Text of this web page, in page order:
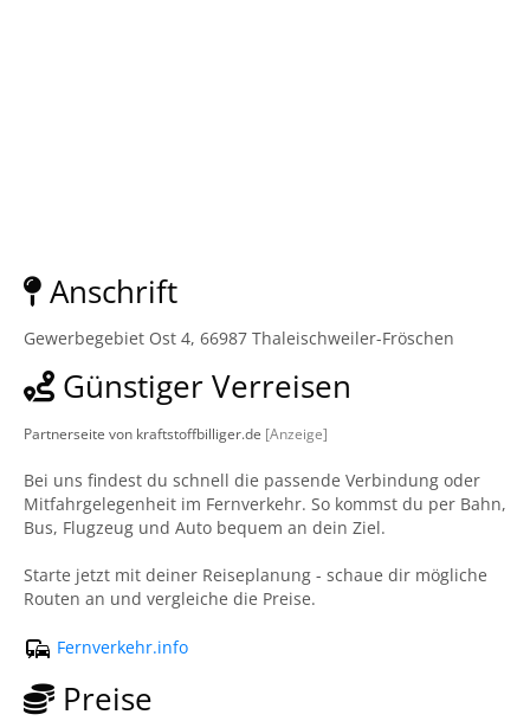
Anschrift
Gewerbegebiet Ost 4, 66987 Thaleischweiler-Fröschen
Günstiger Verreisen
Partnerseite von kraftstoffbilliger.de [Anzeige]
Bei uns findest du schnell die passende Verbindung oder
Mitfahrgelegenheit im Fernverkehr. So kommst du per Bahn,
Bus, Flugzeug und Auto bequem an dein Ziel.
Starte jetzt mit deiner Reiseplanung - schaue dir mögliche
Routen an und vergleiche die Preise.
Fernverkehr.info
Preise